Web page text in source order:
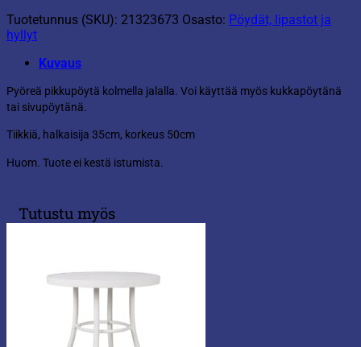
Tuotetunnus (SKU): 21323673 Osasto: Pöydät, lipastot ja
hyllyt
Kuvaus
Pyöreä pikkupöytä kolmella jalalla. Voi käyttää myös kukkapöytänä
tai sivupöytänä.
Tiikkiä, halkaisija 35cm, korkeus 50cm
Huom. Tuote ei kestä istumista.
Tutustu myös